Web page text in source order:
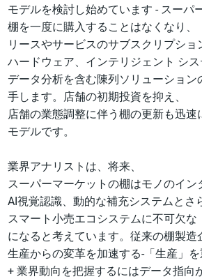
モデルを検討し始めています - スーパ
棚を一度に購入することはなくなり、
リースやサービスのサブスクリプショ
ハードウェア、インテリジェント シス
データ分析を含む陳列ソリューション
手します。店舗の初期投資を抑え、
店舗の業態調整に伴う棚の更新も迅速
モデルです。
業界アナリストは、将来、
スーパーマーケットの棚はモノのイン
AI視覚認識、動的な補充システムとさ
スマート小売エコシステムに不可欠な
になると考えています。従来の棚製造
生産からの変革を加速する-「生産」
+ 業界動向を把握するにはデータ指向